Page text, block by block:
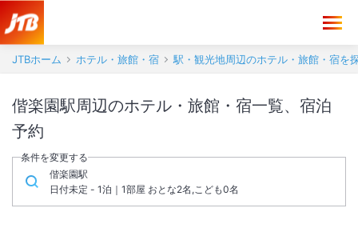
JTBホーム ホテル・旅館・宿 駅・観光地周辺のホテル・旅館・宿を
偕楽園駅周辺のホテル・旅館・宿一覧、宿泊
予約
条件を変更する
偕楽園駅
日付未定 - 1泊｜1部屋 おとな2名,こども0名